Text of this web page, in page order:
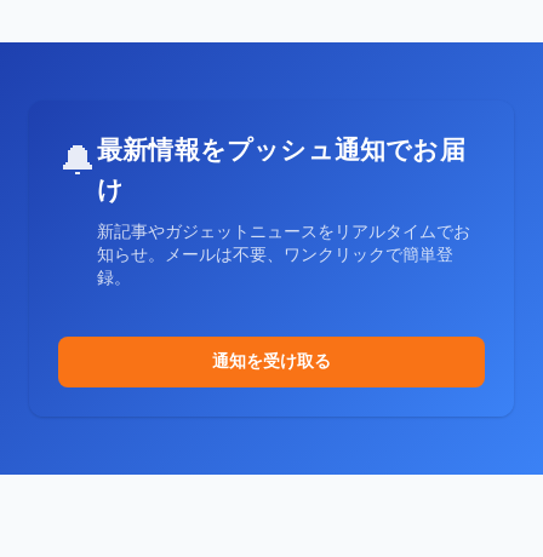
🔔最新情報をプッシュ通知でお届
け
新記事やガジェットニュースをリアルタイムでお
知らせ。メールは不要、ワンクリックで簡単登
録。
通知を受け取る